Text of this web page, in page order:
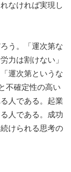
なければ実現し
う。「運次第な
力は割けない」
運次第というな
不確定性の高い
人である。起業
人である。成功
けられる思考の